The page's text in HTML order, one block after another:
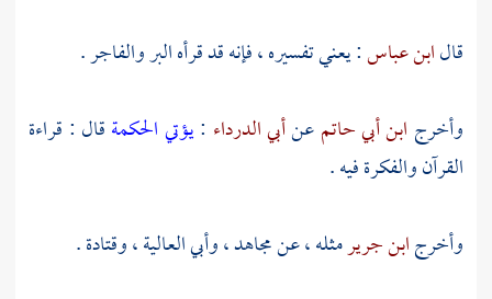
قالابن عباس: يعني تفسيره ، فإنه قد قرأه البر والفاجر .
وأخرج ابن أبي حاتمعنأبي الدرداء :يؤتي الحكمةقال : قراءة
القرآن والفكرة فيه .
وأخرجابن جريرمثله ، عنمجاهد ،وأبي العالية ،وقتادة.